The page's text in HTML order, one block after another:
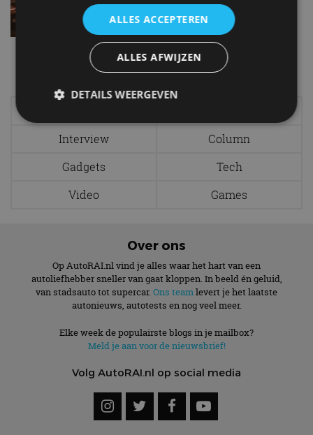
nov 2015
Meer autonieuws
Alle categorieën van AutoRAI.nl
Interview
Column
Gadgets
Tech
Video
Games
Over ons
Op AutoRAI.nl vind je alles waar het hart van een
autoliefhebber sneller van gaat kloppen. In beeld én geluid,
van stadsauto tot supercar. Ons teamlevert je het laatste
autonieuws, autotests en nog veel meer.
Elke week de populairste blogs in je mailbox?
Meld je aan voor de nieuwsbrief!
Volg AutoRAI.nl op social media
ALLES ACCEPTEREN
ALLES AFWIJZEN
DETAILS WEERGEVEN
Functioneel
Niet-geclassificeerd
Strikt noodzakelijke cookies maken de
strikt noodzakelijke cookies.
Naam
Aanbieder /
Domein
Vervaldatum
cf_clearance
Cloudflare,
Inc.
1 jaar
Deze